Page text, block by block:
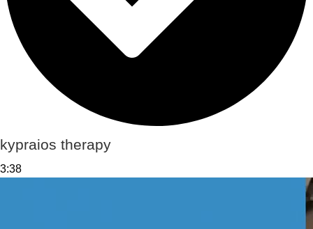
kypraios therapy
3:38